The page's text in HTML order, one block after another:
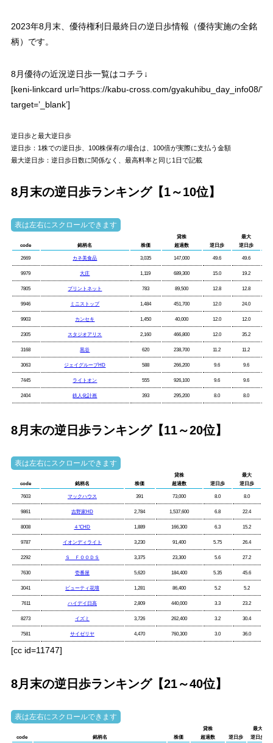
2023年8月末、優待権利日最終日の逆日歩情報（優待実施の全銘
柄）です。
8月優待の近況逆日歩一覧はコチラ↓
[keni-linkcard url=’https://kabu-cross.com/gyakuhibu_day_info08/’
target=’_blank’]
逆日歩と最大逆日歩
逆日歩：1株での逆日歩、100株保有の場合は、100倍が実際に支払う金額
最大逆日歩：逆日歩日数に関係なく、最高料率と同じ1日で記載
8月末の逆日歩ランキング【1～10位】
code 銘柄名 株価
貸株
超過数
逆日歩
最大
逆日歩
2669 カネ美食品 3,035 147,000 49.6 49.6
9979 大庄 1,119 689,300 15.0 19.2
7805 プリントネット 783 89,500 12.8 12.8
9946 ミニストップ 1,484 451,700 12.0 24.0
9903 カンセキ 1,450 40,000 12.0 12.0
2305 スタジオアリス 2,160 466,800 12.0 35.2
3168 黒谷 620 238,700 11.2 11.2
3063 ジェイグループHD 588 266,200 9.6 9.6
7445 ライトオン 555 926,100 9.6 9.6
2404 鉄人化計画 393 295,200 8.0 8.0
8月末の逆日歩ランキング【11～20位】
code 銘柄名 株価
貸株
超過数
逆日歩
最大
逆日歩
7603 マックハウス 391 73,000 8.0 8.0
9861 吉野家HD 2,784 1,537,600 6.8 22.4
8008 ４℃HD 1,889 166,300 6.3 15.2
9787 イオンディライト 3,230 91,400 5.75 26.4
2292 Ｓ ＦＯＯＤＳ 3,375 23,300 5.6 27.2
7630 壱番屋 5,620 184,400 5.35 45.6
3041 ビューティ花壇 1,281 86,400 5.2 5.2
7611 ハイデイ日高 2,809 440,000 3.3 23.2
8273 イズミ 3,726 262,400 3.2 30.4
7581 サイゼリヤ 4,470 760,300 3.0 36.0
[cc id=11747]
8月末の逆日歩ランキング【21～40位】
code 銘柄名 株価
貸株
超過数
逆日歩
最大
逆日歩